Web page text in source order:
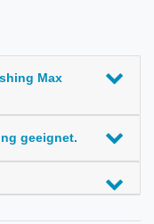
Max
geeignet.